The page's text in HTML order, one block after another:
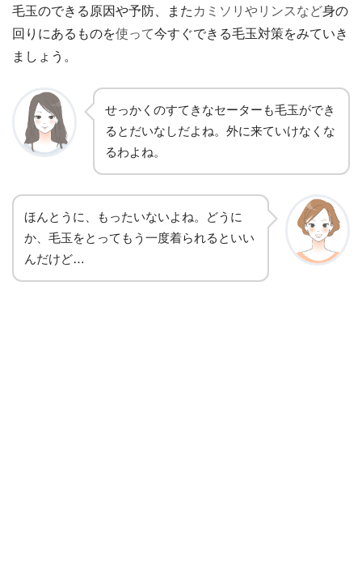
毛玉のできる原因や予防、また カミソリやリンスなど身の
回りにあるものを使って今すぐできる毛玉対策をみていき
ましょう。
せっかくのすてきなセーターも毛玉ができ
るとだいなしだよね。外に来ていけなくな
るわよね。
ほんとうに、もったいないよね。どうに
か、毛玉をとってもう一度着られるといい
んだけど…